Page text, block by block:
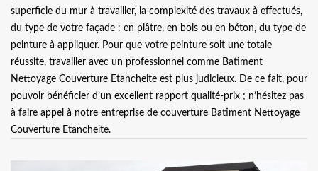
superficie du mur à travailler, la complexité des travaux à effectués,
du type de votre façade : en plâtre, en bois ou en béton, du type de
peinture à appliquer. Pour que votre peinture soit une totale
réussite, travailler avec un professionnel comme Batiment
Nettoyage Couverture Etancheite est plus judicieux. De ce fait, pour
pouvoir bénéficier d’un excellent rapport qualité-prix ; n’hésitez pas
à faire appel à notre entreprise de couverture Batiment Nettoyage
Couverture Etancheite.